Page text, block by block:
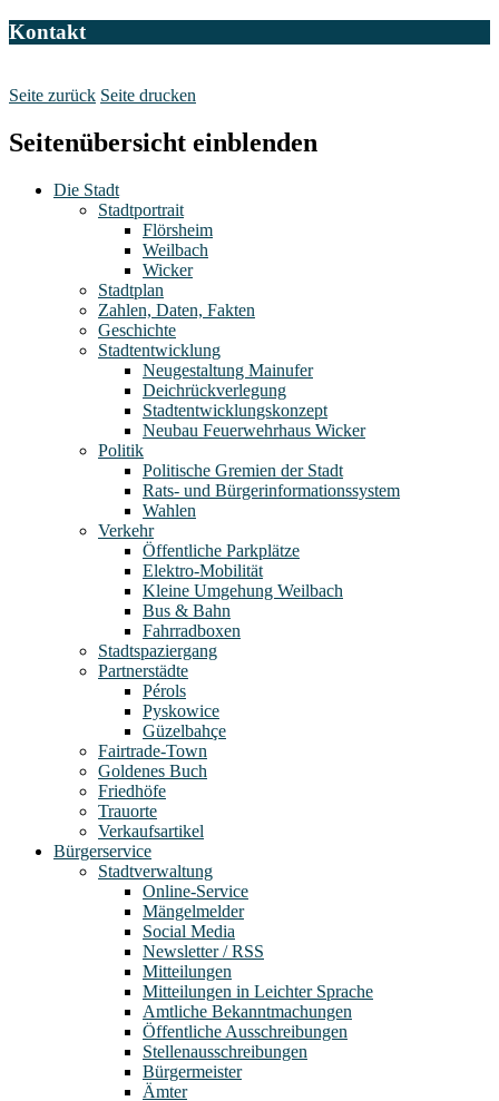
Kontakt
Seite zurück Seite drucken
Seitenübersicht einblenden
Die Stadt
Stadtportrait
Flörsheim
Weilbach
Wicker
Stadtplan
Zahlen, Daten, Fakten
Geschichte
Stadtentwicklung
Neugestaltung Mainufer
Deichrückverlegung
Stadtentwicklungskonzept
Neubau Feuerwehrhaus Wicker
Politik
Politische Gremien der Stadt
Rats- und Bürgerinformationssystem
Wahlen
Verkehr
Öffentliche Parkplätze
Elektro-Mobilität
Kleine Umgehung Weilbach
Bus & Bahn
Fahrradboxen
Stadtspaziergang
Partnerstädte
Pérols
Pyskowice
Güzelbahçe
Fairtrade-Town
Goldenes Buch
Friedhöfe
Trauorte
Verkaufsartikel
Bürgerservice
Stadtverwaltung
Online-Service
Mängelmelder
Social Media
Newsletter / RSS
Mitteilungen
Mitteilungen in Leichter Sprache
Amtliche Bekanntmachungen
Öffentliche Ausschreibungen
Stellenausschreibungen
Bürgermeister
Ämter